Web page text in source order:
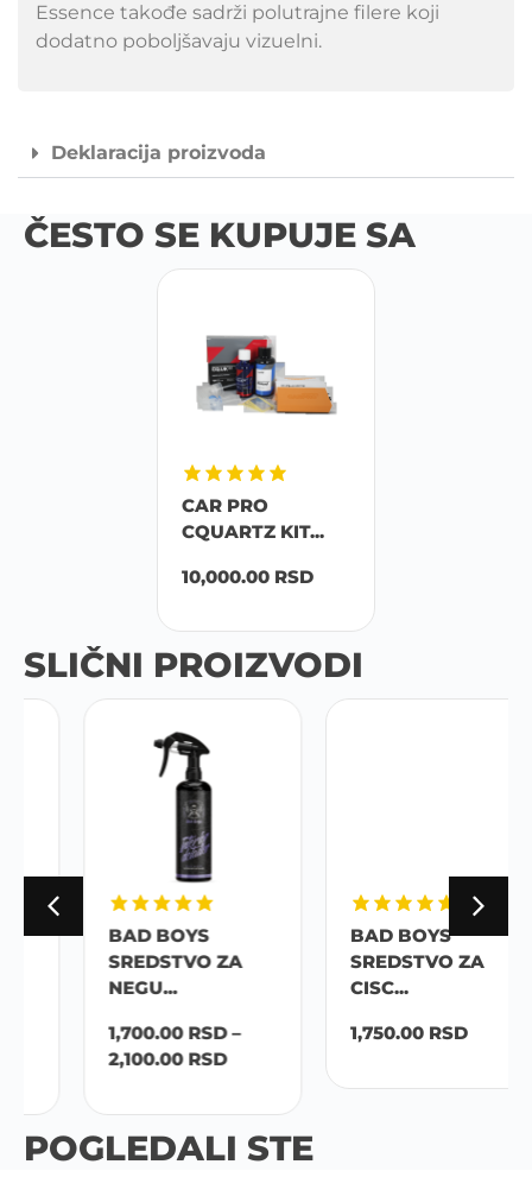
Essence takođe sadrži polutrajne filere koji
dodatno poboljšavaju vizuelni.
Deklaracija proizvoda
ČESTO SE KUPUJE SA
CAR PRO
CQUARTZ KIT...
10,000.00 RSD
SLIČNI PROIZVODI
BAD BOYS
SREDSTVO ZA
NEGU...
1,700.00RSD –
2,100.00RSD
BAD BOYS
SREDSTVO ZA
CISC...
1,750.00RSD
POGLEDALI STE